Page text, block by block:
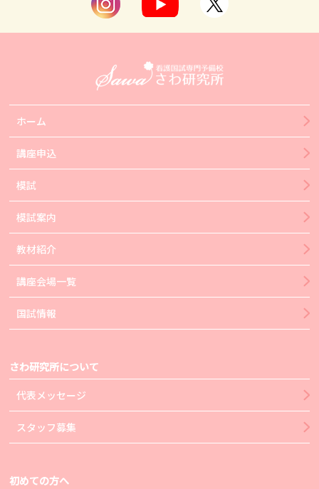
ホーム
講座申込
模試
模試案内
教材紹介
講座会場一覧
国試情報
さわ研究所について
代表メッセージ
スタッフ募集
初めての方へ